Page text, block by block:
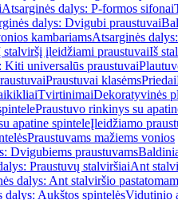
Atsarginės dalys: P-formos sifonai
dalys: Dvigubi praustuvai
kambariamsAtsarginės
stalviršį įleidžiami praustuvaiIš
Kiti universalūs praustuvai
Praustuvai klasėmsPriedai
TvirtinimaiDekoratyvinės
Praustuvo rinkinys su
apatine spinteleĮleidžiamo
Praustuvams mažiems vonios
Dvigubiems praustuvams
Praustuvų stalviršiaiAnt
dalys: Ant stalviršio
dalys: Aukštos spintelėsVidutinio